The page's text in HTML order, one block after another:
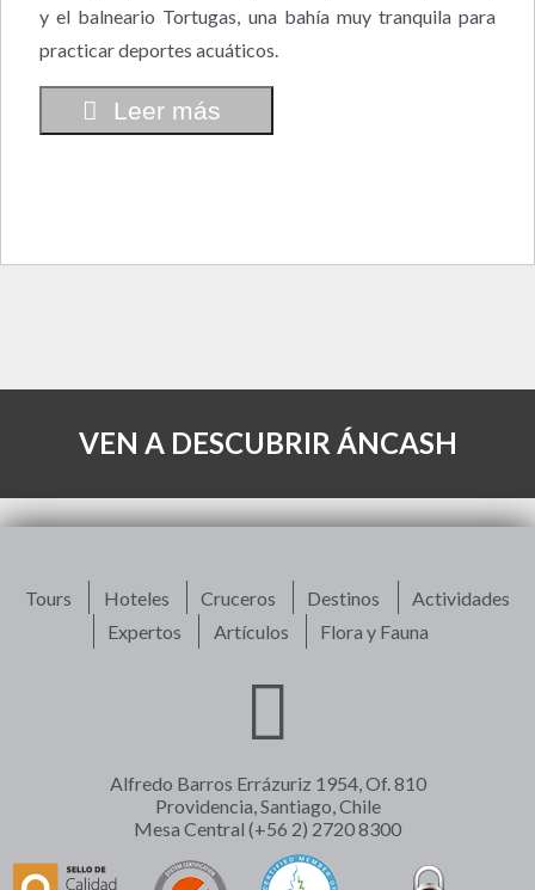
y el balneario Tortugas, una bahía muy tranquila para
practicar deportes acuáticos.
Leer más
VEN A DESCUBRIR ÁNCASH
Tours Hoteles Cruceros Destinos
Actividades
Expertos
Artículos Flora y Fauna
Alfredo Barros Errázuriz 1954, Of. 810
Providencia, Santiago, Chile
Mesa Central (+56 2) 2720 8300